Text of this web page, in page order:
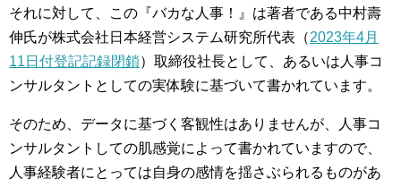
それに対して、この『バカな人事！』は著者である中村壽
伸氏が株式会社日本経営システム研究所代表（2023年4月
11日付登記記録閉鎖）取締役社長として、あるいは人事コ
ンサルタントとしての実体験に基づいて書かれています。
そのため、データに基づく客観性はありませんが、人事コ
ンサルタントしての肌感覚によって書かれていますので、
人事経験者にとっては自身の感情を揺さぶられるものがあ